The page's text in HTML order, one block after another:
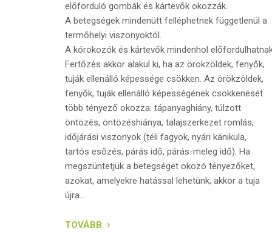
előforduló gombák és kártevők okozzák.
A betegségek mindenütt felléphetnek függetlenül a
termőhelyi viszonyoktól.
A kórokozók és kártevők mindenhol
Fertőzés akkor alakul ki, ha az örökzöldek, fenyők,
tuják ellenálló képessége csökken. Az örökzöldek,
fenyők, tuják ellenálló képességének csökkenését
több tényező okozza: tápanyaghiány, túlzott
öntözés, öntözéshiánya, talajszerkezet romlás,
időjárási viszonyok (téli fagyok, nyári kánikula,
tartós esőzés, párás idő, párás-meleg idő). Ha
megszüntetjük a betegséget okozó tényezőket,
azokat, amelyekre hatással lehetünk, akkor a tuja
újra...
TOVÁBB